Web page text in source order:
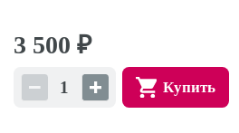
3 500 ₽
Купить